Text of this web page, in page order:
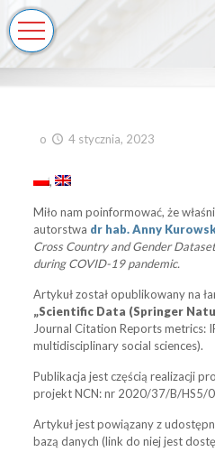
o 4 stycznia, 2023
Miło nam poinformować, że
autorstwa dr hab. Anny
Cross Country and Gender
during COVID-19 pandemic.
Artykuł został opublikowany na
„Scientific Data (Springer
Journal Citation Reports metrics:
multidisciplinary social sciences).
Publikacja jest częścią realizacji
projekt NCN: nr 2020/37/B/HS5/
Artykuł jest powiązany z
bazą danych (link do niej jest